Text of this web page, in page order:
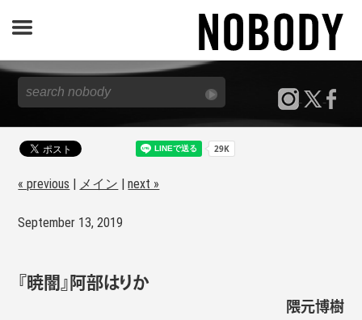
JOURNAL
SPECIAL
REPORT
NOBODY STORE
« previous メイン |next »
September 13, 2019
『暁闇』阿部はりか
隈元博樹